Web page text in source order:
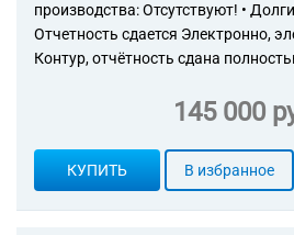
производства: Отсутствуют! •
Отчетность сдается Электронно,
Контур, отчётность сдана
145 000
КУПИТЬ В избранное